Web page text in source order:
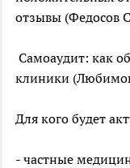
отзывы (Федосов
Самоаудит: как
клиники
Для кого будет
- частные